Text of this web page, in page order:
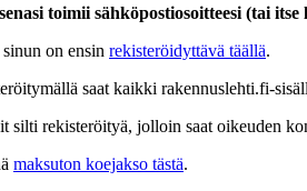
toimii sähköpostiosoitteesi (tai itse
on ensin rekisteröidyttävä täällä.
saat kaikki rakennuslehti.fi-
silti rekisteröityä, jolloin saat oikeuden
maksuton koejakso tästä.